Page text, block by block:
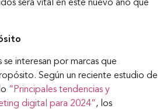
será vital en este nuevo año que
se interesan por marcas que
Según un reciente estudio de
“Principales tendencias y
digital para 2024”, los